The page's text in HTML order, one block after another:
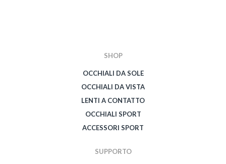
SHOP
OCCHIALI DA SOLE
OCCHIALI DA VISTA
LENTI A CONTATTO
OCCHIALI SPORT
ACCESSORI SPORT
SUPPORTO